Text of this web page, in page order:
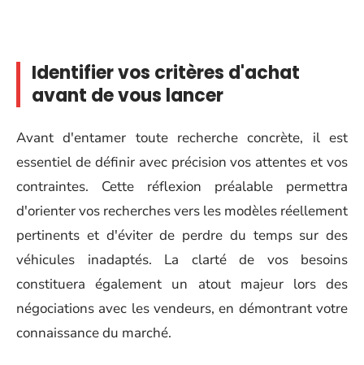
Identifier vos critères d'achat
avant de vous lancer
Avant d'entamer toute recherche concrète, il est
essentiel de définir avec précision vos attentes et vos
contraintes. Cette réflexion préalable permettra
d'orienter vos recherches vers les modèles réellement
pertinents et d'éviter de perdre du temps sur des
véhicules inadaptés. La clarté de vos besoins
constituera également un atout majeur lors des
négociations avec les vendeurs, en démontrant votre
connaissance du marché.